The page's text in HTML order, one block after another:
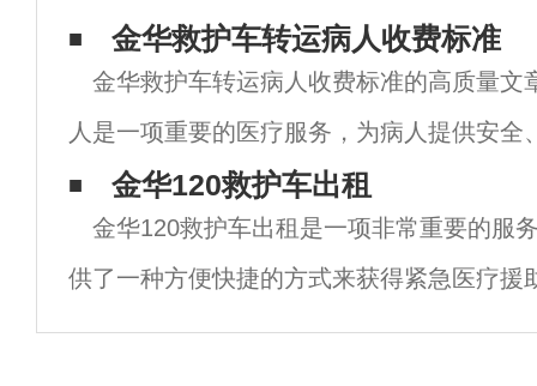
车长途转运已成为一项重要的服务，为病人
全、高效的转运服务。作为江苏省重要的交
金华救护车转运病人收费标准
金华救护车转运病人收费标准的高质量文
人是一项重要的医疗服务，为病人提供安全
务。然而，金华救护车转运病人的费用一直
定救护车转运病人收费标准时，需要考虑多
金华120救护车出租
金华120救护车出租是一项非常重要的服
供了一种方便快捷的方式来获得紧急医疗援
于那些需要紧急转运或医疗监护的人来说尤